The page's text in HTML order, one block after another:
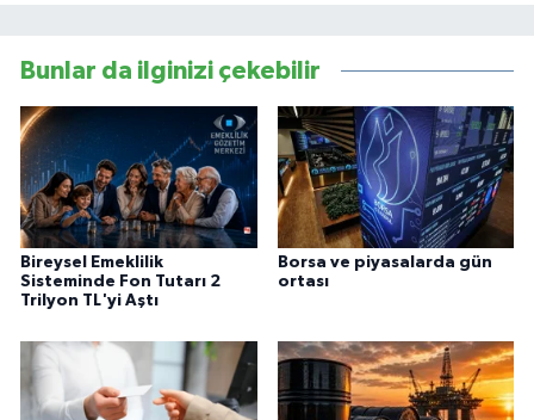
Bunlar da ilginizi çekebilir
Bireysel Emeklilik
Sisteminde Fon Tutarı 2
Trilyon TL'yi Aştı
Borsa ve piyasalarda gün
ortası